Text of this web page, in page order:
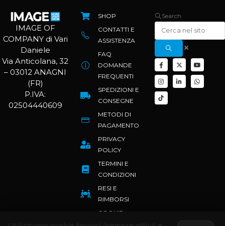
IMAGE OF
COMPANY di Vari
Daniele
Via Anticolana, 32
– 03012 ANAGNI
(FR)
P.IVA:
02504440609
SHOP
CONTATTI E
ASSISTENZA
FAQ
DOMANDE
FREQUENTI
SPEDIZIONI E
CONSEGNE
METODI DI
PAGAMENTO
PRIVACY
POLICY
TERMINI E
CONDIZIONI
RESI E
RIMBORSI
COOKIE
POLICY
Search